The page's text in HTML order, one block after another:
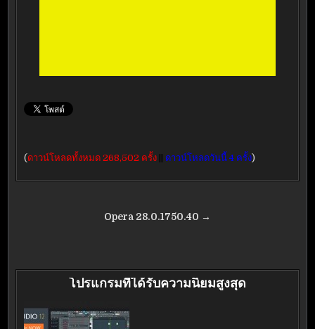
(ดาวน์โหลดทั้งหมด 268,502 ครั้ง ดาวน์โหลดวันนี้ 4 ครั้ง)
Opera 28.0.1750.40 →
โปรแกรมที่ได้รับความนิยมสูงสุด